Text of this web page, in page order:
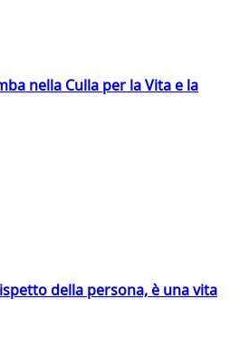
nella Culla per la Vita e la
della persona, è una vita